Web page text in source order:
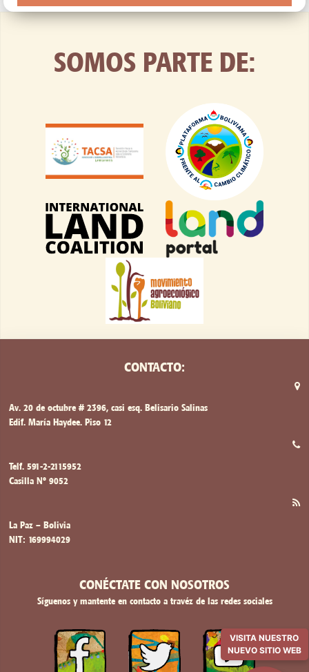
VISITA NUESTRO
NUEVO SITIO WEB
SOMOS PARTE DE:
CONTACTO:
Av. 20 de octubre # 2396, casi esq. Belisario Salinas
Edif. María Haydee. Piso 12
Telf. 591-2-2115952
Casilla Nº 9052
La Paz – Bolivia
NIT: 169994029
CONÉCTATE CON NOSOTROS
Síguenos y mantente en contacto a travéz de las redes sociales